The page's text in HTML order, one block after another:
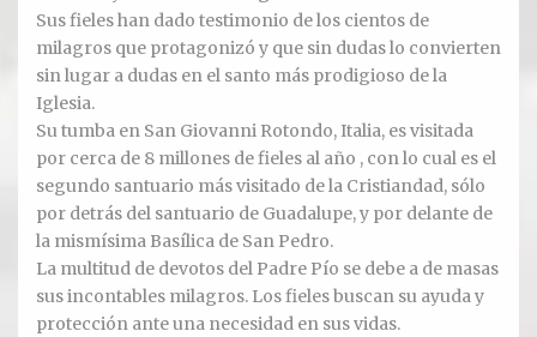
Oración para hoy
Novena
RELIQUIAS
DEVOTOS
Sus fieles han dado testimonio de los cientos de
milagros que protagonizó y que sin dudas lo convierten
sin lugar a dudas en el santo más prodigioso de la
Iglesia.
Su tumba en San Giovanni Rotondo, Italia, es visitada
por cerca de 8 millones de fieles al año , con lo cual es el
segundo santuario más visitado de la Cristiandad, sólo
por detrás del santuario de Guadalupe, y por delante de
la mismísima Basílica de San Pedro.
La multitud de devotos del Padre Pío se debe a de masas
sus incontables milagros. Los fieles buscan su ayuda y
protección ante una necesidad en sus vidas.